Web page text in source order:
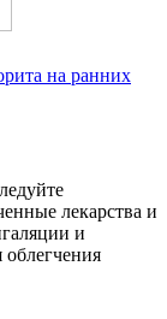
на ранних
лекарства и
и